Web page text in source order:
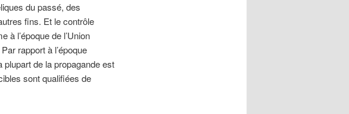
du passé, des
fins. Et le contrôle
à l’époque de l’Union
rapport à l’époque
plupart de la propagande est
sont qualifiées de